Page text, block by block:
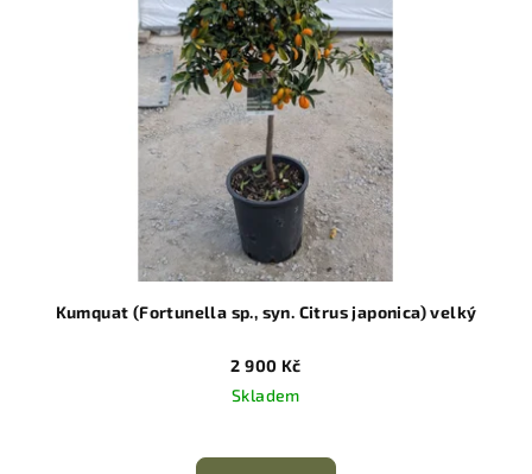
Kumquat (Fortunella sp., syn. Citrus japonica) velký
2 900 Kč
Skladem